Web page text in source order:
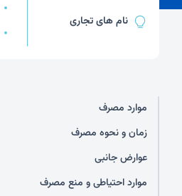
نام های تجاری
موارد مصرف
زمان و نحوه مصرف
عوارض جانبی
موارد احتیاطی و منع مصرف